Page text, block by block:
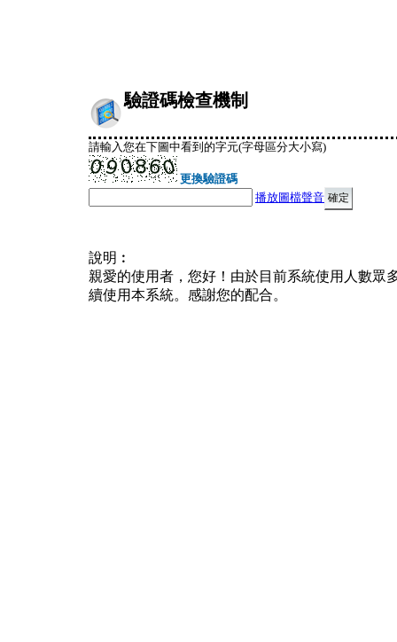
驗證碼檢查機制
請輸入您在下圖中看到的字元(字母區分大小寫)
更換驗證碼
播放圖檔聲音
說明︰
親愛的使用者，您好！由於目前系統使用人數眾
續使用本系統。感謝您的配合。